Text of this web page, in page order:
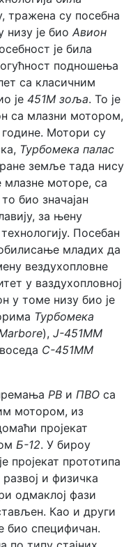
тражена су посебна
је био Авион
је била
подношења
са класичним
је 451М зоља. То је
са млазни мотором,
године. Мотори су
Турбомека палас
земље тада нису
млазне моторе, са
био значајан
за њену
Посебан
младих да
вездухопловне
у ваздухопловној
у томе низу био је
Турбомека
), Ј-451ММ
С-451ММ
РВ и ПВО са
мотором, из
пројекат
Б-12. У бироу
пројекат прототипа
и физичка
одмаклој фази
Као и други
био специфичан.